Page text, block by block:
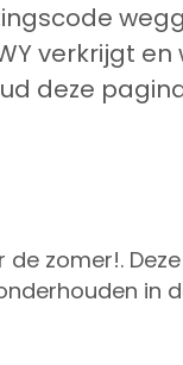
verkrijgt
deze
de zomer!.
in